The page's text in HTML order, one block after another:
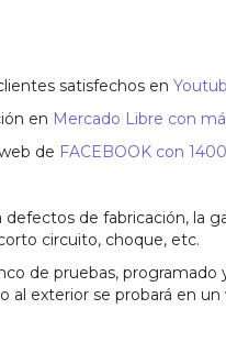
satisfechos en
en Mercado Libre con
de FACEBOOK con
de fabricación, la
circuito, choque, etc.
de pruebas,
al exterior se probará en